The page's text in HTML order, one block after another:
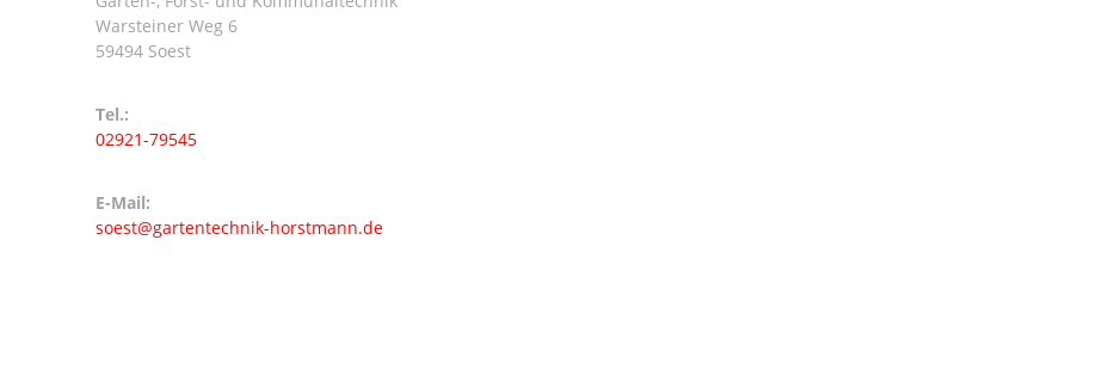
Warsteiner Weg 6
59494 Soest
Tel.:
02921-79545
E-Mail:
soest@gartentechnik-horstmann.de